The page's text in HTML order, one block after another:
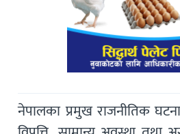
नेपालका प्रमुख राजनीतिक